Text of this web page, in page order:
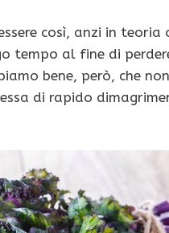
così, anzi in teoria
tempo al fine di
bene, però, che
di rapido